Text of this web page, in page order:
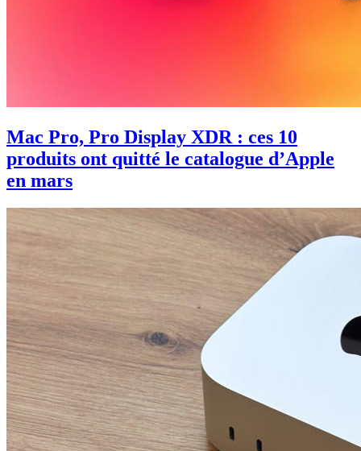
Mac Pro, Pro Display XDR : ces 10
produits ont quitté le catalogue d’Apple
en mars